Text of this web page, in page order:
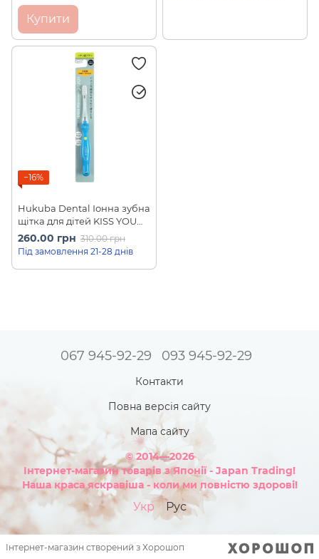
Купити
−16%
Hukuba Dental Іонна зубна
щітка для дітей KISS YOU
Ionic Normal for Kids (1 шт)
260.00 грн 310.00 грн
Під замовлення 21-28 днів
067 945-92-29 093 945-92-29
Контакти
Повна версія сайту
Мапа сайту
© 2014—2026
Інтернет-магазин товарів з Японії - Japan Trading!
Наша краса яскравіша - коли ми повністю здорові!
Укр Рус
Інтернет-магазин створений з Хорошоп